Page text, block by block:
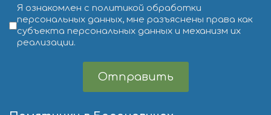
Условия обслуживания*
Я ознакомлен с политикой обработки
персональных данных, мне разъяснены права как
субъекта персональных данных и механизм их
реализации.
Отправить